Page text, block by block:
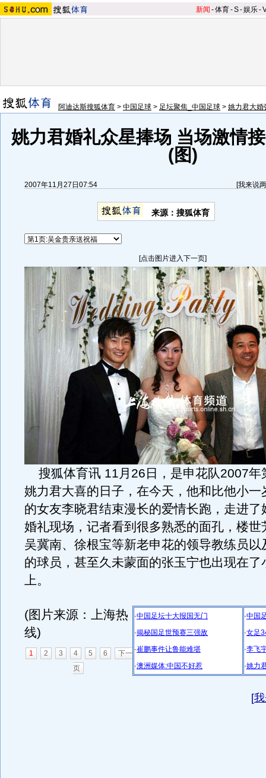
新闻 -体育-S-娱乐-
阿迪达斯搜狐体育 > 中国足球 > 足坛聚焦_中国足球 > 姚力君大婚
姚力君婚礼众星捧场 当场激情
(图)
2007年11月27日07:54 [我来说
来源：搜狐体育
[点击图片进入下一页]
搜狐体育讯 11月26日，是申花队2007年
姚力君大喜的日子，在今天，他和比他小一
的女友李晓君结束漫长的爱情长跑，走进了
婚礼现场，记者看到很多熟悉的面孔，楼世
吴冀南、徐根宝等新老申花的领导教练员以
的球员，甚至久未蒙面的张玉宁也出现在了
上。
·中国足坛十大报国无门
·揭秘国足世预赛三强敌
·崔鹏事件让鲁能难堪
·澳洲媒体:中国不好惹
·中国
·女足
·李飞
·姚力
(图片来源：上海热
线)
1 2 3 4 5 6
下一
页
[